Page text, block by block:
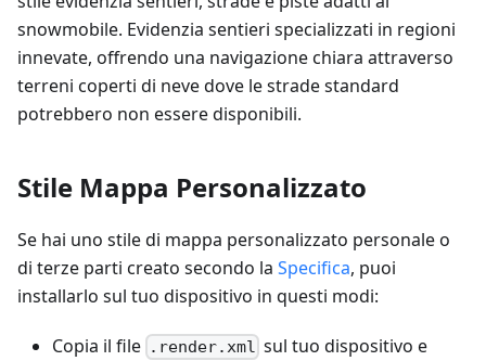
snowmobile. Evidenzia sentieri specializzati in regioni
innevate, offrendo una navigazione chiara attraverso
terreni coperti di neve dove le strade standard
potrebbero non essere disponibili.
Stile Mappa Personalizzato
Se hai uno stile di mappa personalizzato personale o
di terze parti creato secondo la Specifica, puoi
installarlo sul tuo dispositivo in questi modi:
Copia il file .render.xml sul tuo dispositivo e